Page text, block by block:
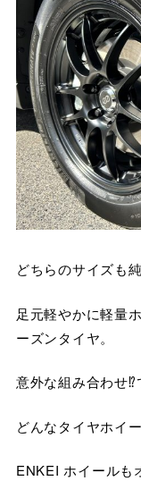
どちらのサイズも
足元軽やかに軽量
ーズンタイヤ。
意外な組み合わせ
どんなタイヤホイ
ENKEI ホイールも